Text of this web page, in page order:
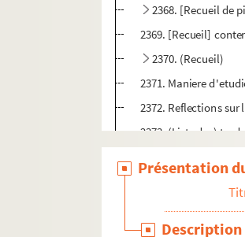
2368. [Recueil de
2369. [Recueil]
2370. (Recueil)
2371. Maniere
2372. Reflections sur
2373. (Liste des)
2377. Examen
Présentation
Description